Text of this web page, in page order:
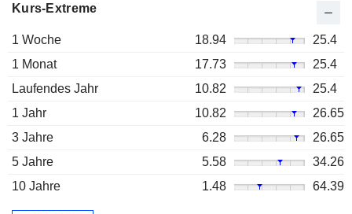
Kurs-Extreme
1 Woche 18.94
25.4
1 Monat
17.73
25.4
Laufendes Jahr
10.82
25.4
1 Jahr
10.82
26.65
3 Jahre
6.28
26.65
5 Jahre
5.58
34.26
10 Jahre
1.48 64.39